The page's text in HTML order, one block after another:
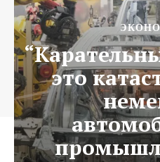
это